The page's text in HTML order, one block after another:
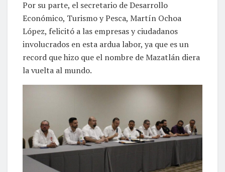
Por su parte, el secretario de Desarrollo
Económico, Turismo y Pesca, Martín Ochoa
López, felicitó a las empresas y ciudadanos
involucrados en esta ardua labor, ya que es un
record que hizo que el nombre de Mazatlán diera
la vuelta al mundo.